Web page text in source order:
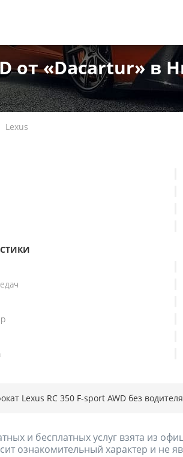
от «Dacartur»
Lexus
Lexus RC 350 F-sport AWD без
и бесплатных услуг взята из
ознакомительный характер и не